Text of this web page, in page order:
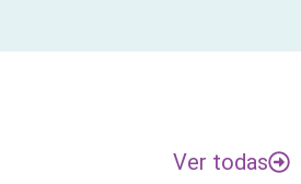
Ver todas